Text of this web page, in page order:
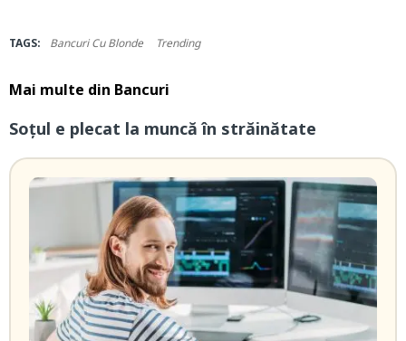
TAGS: Bancuri Cu Blonde Trending
Mai multe din Bancuri
Soțul e plecat la muncă în străinătate